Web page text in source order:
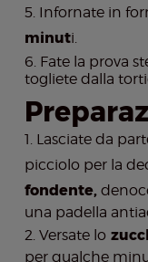
Infornate in
minuti.
Fate la prova
togliete dalla
Lasciate da
picciolo per la
fondente,
una padella
Versate lo
per qualche